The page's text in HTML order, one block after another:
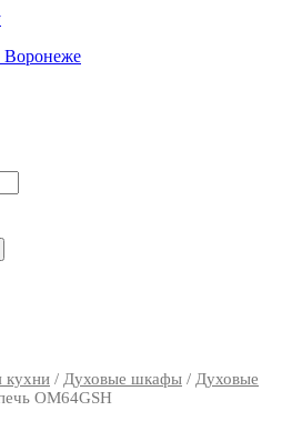
Воронеже
кухни / Духовые шкафы / Духовые
OM64GSH